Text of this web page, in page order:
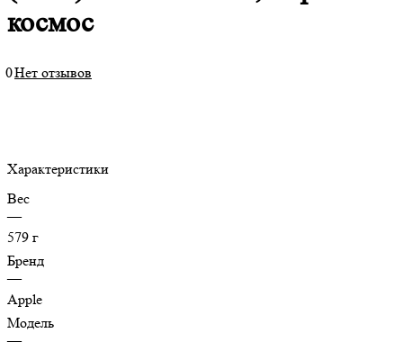
космос
0Нет отзывов
Характеристики
Вес
—
579 г
Бренд
—
Apple
Модель
—